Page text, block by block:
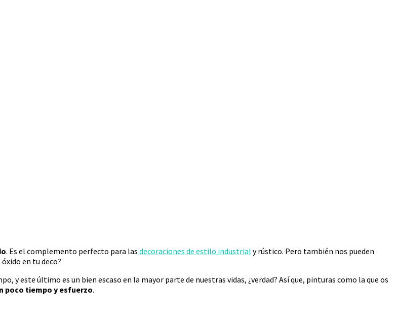
. Es el complemento perfecto para las decoraciones de estilo industrial y rústico. Pero también nos pueden
en tu deco?
y este último es un bien escaso en la mayor parte de nuestras vidas, ¿verdad? Así que, pinturas como la que os
poco tiempo y esfuerzo.